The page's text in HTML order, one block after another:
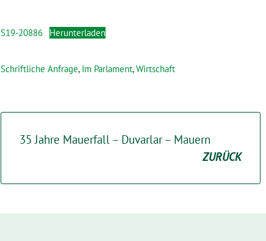
S19-20886 Herunterladen
Schriftliche Anfrage, Im Parlament,Wirtschaft
35 Jahre Mauerfall – Duvarlar – Mauern
ZURÜCK